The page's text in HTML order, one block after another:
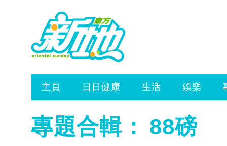
主頁 日日健康 生活 娛樂
專題合輯： 88磅